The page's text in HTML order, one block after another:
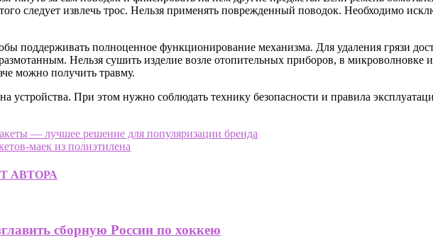
следует извлечь трос. Нельзя применять поврежденный поводок. Необходимо
поддерживать полноценное функционирование механизма. Для удаления грязи
Нельзя сушить изделие возле отопительных приборов, в микроволновке
можно получить травму.
устройства. При этом нужно соблюдать технику безопасности и правила
— лучшее решение для популяризации бренда
маек из полиэтилена
АВТОРА
сборную России по хоккею